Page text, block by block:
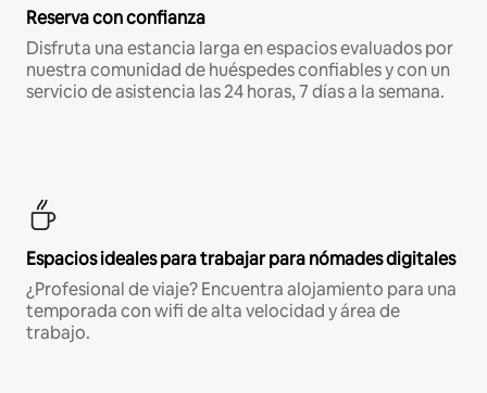
Reserva con confianza
Disfruta una estancia larga en espacios evaluados por
nuestra comunidad de huéspedes confiables y con un
servicio de asistencia las 24 horas, 7 días a la semana.
Espacios ideales para trabajar para nómades digitales
¿Profesional de viaje? Encuentra alojamiento para una
temporada con wifi de alta velocidad y área de
trabajo.